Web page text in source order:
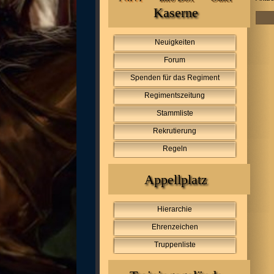
Kaserne
Neuigkeiten
Forum
Spenden für das Regiment
Regimentszeitung
Stammliste
Rekrutierung
Regeln
Appellplatz
Hierarchie
Ehrenzeichen
Truppenliste